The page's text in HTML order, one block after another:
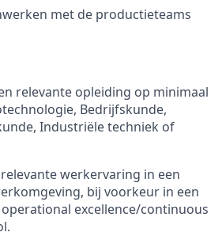
met de productieteams
relevante opleiding op minimaal
Bedrijfskunde,
Industriële techniek of
werkervaring in een
bij voorkeur in een
excellence/continuous